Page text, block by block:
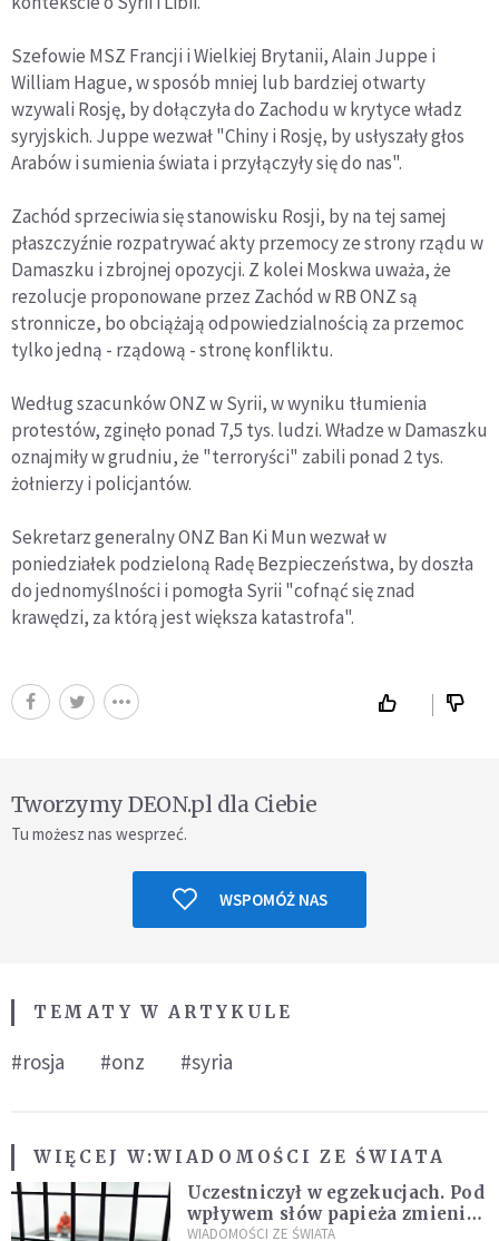
Szefowie MSZ Francji i Wielkiej Brytanii, Alain Juppe i
William Hague, w sposób mniej lub bardziej otwarty
wzywali Rosję, by dołączyła do Zachodu w krytyce władz
syryjskich. Juppe wezwał "Chiny i Rosję, by usłyszały głos
Arabów i sumienia świata i przyłączyły się do nas".
Zachód sprzeciwia się stanowisku Rosji, by na tej samej
płaszczyźnie rozpatrywać akty przemocy ze strony rządu w
Damaszku i zbrojnej opozycji. Z kolei Moskwa uważa, że
rezolucje proponowane przez Zachód w RB ONZ są
stronnicze, bo obciążają odpowiedzialnością za przemoc
tylko jedną - rządową - stronę konfliktu.
Według szacunków ONZ w Syrii, w wyniku tłumienia
protestów, zginęło ponad 7,5 tys. ludzi. Władze w Damaszku
oznajmiły w grudniu, że "terroryści" zabili ponad 2 tys.
żołnierzy i policjantów.
Sekretarz generalny ONZ Ban Ki Mun wezwał w
poniedziałek podzieloną Radę Bezpieczeństwa, by doszła
do jednomyślności i pomogła Syrii "cofnąć się znad
krawędzi, za którą jest większa katastrofa".
Tworzymy DEON.pl dla Ciebie
Tu możesz nas wesprzeć.
WSPOMÓŻ NAS
TEMATY W ARTYKULE
#rosja #onz #syria
WIĘCEJ W:WIADOMOŚCI ZE ŚWIATA
Uczestniczył w egzekucjach. Pod
wpływem słów papieża zmienił
zdanie
WIADOMOŚCI ZE ŚWIATA